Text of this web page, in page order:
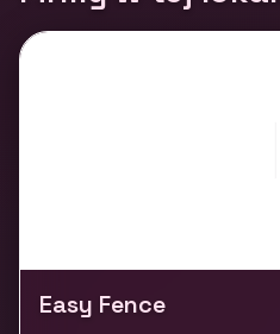
Easy Fence